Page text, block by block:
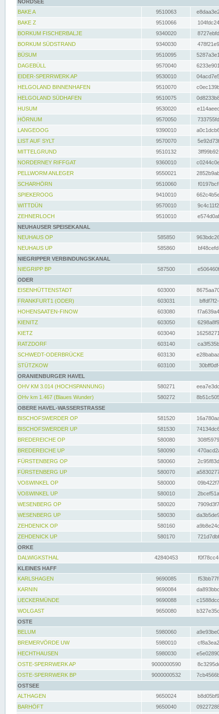
NORDSEE
BAKE A
9510063
BAKE Z
9510066
BORKUM FISCHERBALJE
9340020
BORKUM SÜDSTRAND
9340030
BÜSUM
9510095
DAGEBÜLL
9570040
EIDER-SPERRWERK AP
9530010
HELGOLAND BINNENHAFEN
9510070
HELGOLAND SÜDHAFEN
9510075
HUSUM
9530020
HÖRNUM
9570050
LANGEOOG
9390010
LIST AUF SYLT
9570070
MITTELGRUND
9510132
NORDERNEY RIFFGAT
9360010
PELLWORM ANLEGER
9550021
SCHARHÖRN
9510060
SPIEKEROOG
9410010
WITTDÜN
9570010
ZEHNERLOCH
9510010
NEUHAUSER SPEISEKANAL
NEUHAUS OP
585850
NEUHAUS UP
585860
NIEGRIPPER VERBINDUNGSKANAL
NIEGRIPP BP
587500
ODER
EISENHÜTTENSTADT
603000
FRANKFURT1 (ODER)
603031
HOHENSAATEN-FINOW
603080
KIENITZ
603050
KIETZ
603040
RATZDORF
603140
SCHWEDT-ODERBRÜCKE
603130
STÜTZKOW
603100
ORANIENBURGER HAVEL
OHV KM 3.014 (HOCHSPANNUNG)
580271
OHv km 1.467 (Blaues Wunder)
580272
OBERE HAVEL-WASSERSTRASSE
BISCHOFSWERDER OP
581520
BISCHOFSWERDER UP
581530
BREDEREICHE OP
580080
BREDEREICHE UP
580090
FÜRSTENBERG OP
580060
FÜRSTENBERG UP
580070
VOßWINKEL OP
580000
VOßWINKEL UP
580010
WESENBERG OP
580020
WESENBERG UP
580030
ZEHDENICK OP
580160
ZEHDENICK UP
580170
ORKE
DALWIGKSTHAL
42840453
KLEINES HAFF
KARLSHAGEN
9690085
KARNIN
9690084
UECKERMÜNDE
9690088
WOLGAST
9650080
OSTE
BELUM
5980060
BREMERVÖRDE UW
5980010
HECHTHAUSEN
5980030
OSTE-SPERRWERK AP
9000000590
OSTE-SPERRWERK BP
9000000532
OSTSEE
ALTHAGEN
9650024
BARHÖFT
9650040